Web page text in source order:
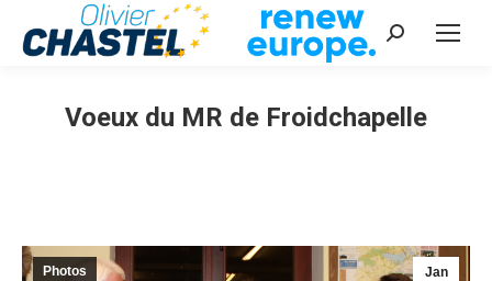
Recherche
Voeux du MR de Froidchapelle
Jan
Photos